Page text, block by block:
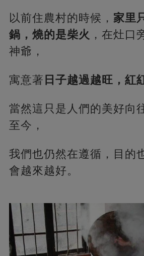
以前住農村的時候， 家里
鍋，燒的是柴火 ，在灶口
神爺，
寓意著 日子越過越旺，紅
當然這只是人們的美好向
至今，
我們也仍然在遵循，目的
會越來越好。